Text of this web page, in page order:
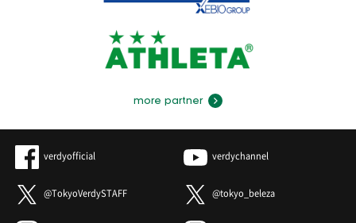
more partner
verdyofficial verdychannel
@TokyoVerdySTAFF @tokyo_beleza